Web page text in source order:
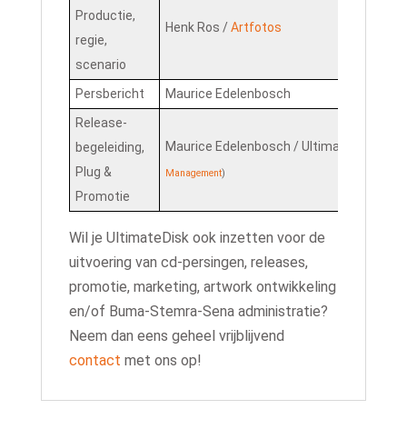
Productie,
regie,
scenario
Henk Ros /Artfotos
Persbericht
Maurice Edelenbosch
Release-
begeleiding,
Plug &
Promotie
Maurice Edelenbosch / UltimateDisk
Management)
Wil je UltimateDisk ook inzetten voor de
uitvoering van cd-persingen, releases,
promotie, marketing, artwork ontwikkeling
en/of Buma-Stemra-Sena administratie?
Neem dan eens geheel vrijblijvend
contact met ons op!